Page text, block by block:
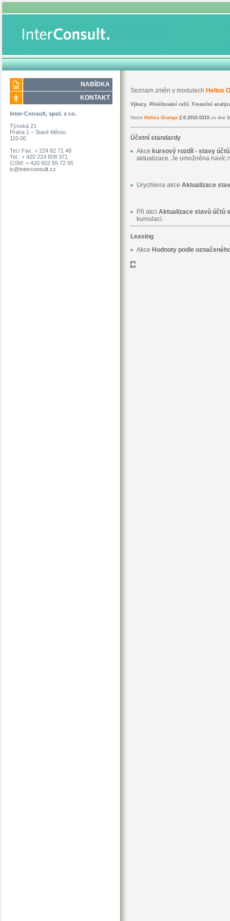
NABÍDKA
KONTAKT
Inter-Consult, spol. s r.o.
Týnská 21
Praha 1 – Staré Město
110 00
Tel./ Fax: + 224 82 71 48
Tel.: + 420 224 808 371
GSM: + 420 602 65 72 65
ic@interconsult.cz
Seznam změn v modulech Helios
Výkazy, Přeúčtování režií, Finanční
Verze Helios Orange 2.0.2010.0315 ze dne
Účetní standardy
Akce kursový rozdíl - stavy účtů
aktualizace. Je umožněna navíc
Urychlena akce Aktualizace
Při akci Aktualizace stavů účtů
kumulací.
Leasing
Akce Hodnoty podle